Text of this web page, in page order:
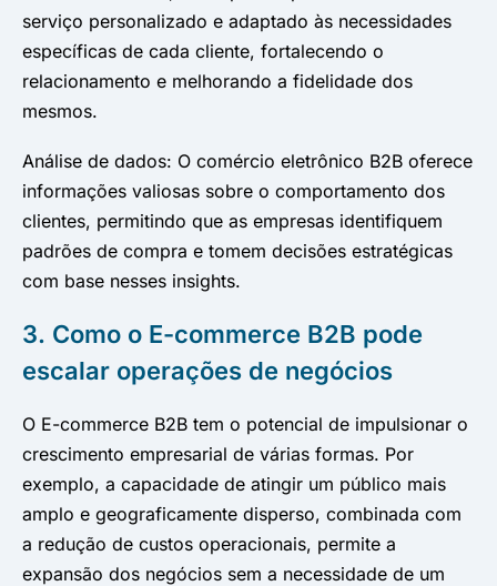
serviço personalizado e adaptado às necessidades
específicas de cada cliente, fortalecendo o
relacionamento e melhorando a fidelidade dos
mesmos.
Análise de dados: O comércio eletrônico B2B oferece
informações valiosas sobre o comportamento dos
clientes, permitindo que as empresas identifiquem
padrões de compra e tomem decisões estratégicas
com base nesses insights.
3. Como o E-commerce B2B pode
escalar operações de negócios
O E-commerce B2B tem o potencial de impulsionar o
crescimento empresarial de várias formas. Por
exemplo, a capacidade de atingir um público mais
amplo e geograficamente disperso, combinada com
a redução de custos operacionais, permite a
expansão dos negócios sem a necessidade de um